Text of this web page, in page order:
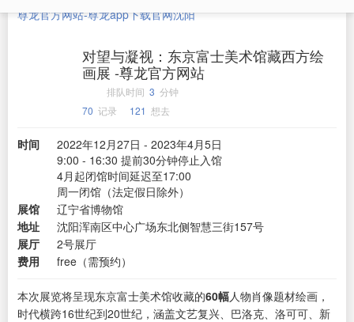
尊龙官方网站-尊龙app下载官网沈阳
对望与凝视：东京富士美术馆藏西方绘
画展 -尊龙官方网站
排队时间 3 分钟
70 记录 121 想去
时间
2022年12月27日 - 2023年4月5日
9:00 - 16:30 提前30分钟停止入馆
4月起闭馆时间延迟至17:00
周一闭馆（法定假日除外）
展馆
辽宁省博物馆
地址
沈阳浑南区中心广场东北侧智慧三街157号
展厅
2号展厅
费用
free（需预约）
本次展览将呈现东京富士美术馆收藏的60幅人物肖像题材绘画，
时代横跨16世纪到20世纪，涵盖文艺复兴、巴洛克、洛可可、新